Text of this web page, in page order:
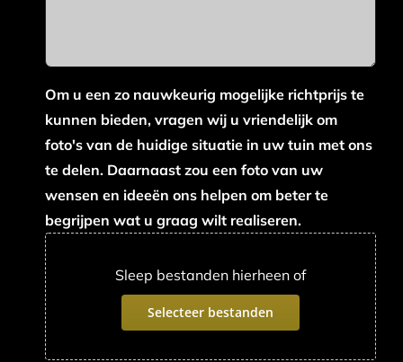
Om u een zo nauwkeurig mogelijke richtprijs te
kunnen bieden, vragen wij u vriendelijk om
foto's van de huidige situatie in uw tuin met ons
te delen. Daarnaast zou een foto van uw
wensen en ideeën ons helpen om beter te
begrijpen wat u graag wilt realiseren.
Sleep bestanden hierheen of
Selecteer bestanden